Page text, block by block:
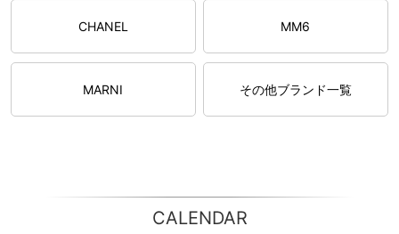
CHANEL MM6
MARNI その他ブランド一覧
CALENDAR